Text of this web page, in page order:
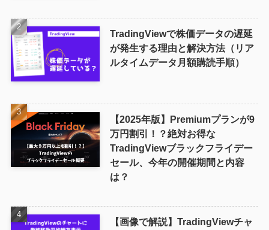
TradingViewで株価データの遅延
が発生する理由と解決方法（リア
ルタイムデータ月額購読手順）
【2025年版】Premiumプランが9
万円割引！？絶対お得な
TradingViewブラックフライデー
セール、今年の開催期間と内容
は？
【画像で解説】TradingViewチャ